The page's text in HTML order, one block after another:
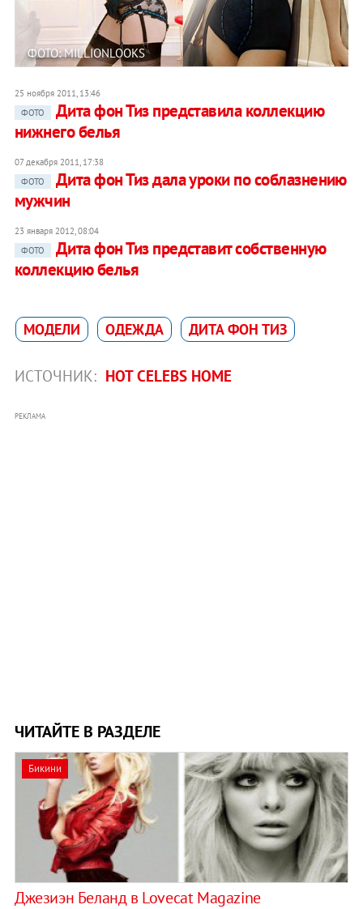
ФОТО: MILLIONLOOKS
25 ноября 2011, 13:46
ФОТО
Дита фон Тиз представила коллекцию
нижнего белья
07 декабря 2011, 17:38
ФОТО
Дита фон Тиз дала уроки по соблазнению
мужчин
23 января 2012, 08:04
ФОТО
Дита фон Тиз представит собственную
коллекцию белья
МОДЕЛИ ОДЕЖДА ДИТА ФОН ТИЗ
ИСТОЧНИК: HOT CELEBS HOME
РЕКЛАМА
ЧИТАЙТЕ В РАЗДЕЛЕ
Бикини
Джезиэн Беланд в Lovecat Magazine